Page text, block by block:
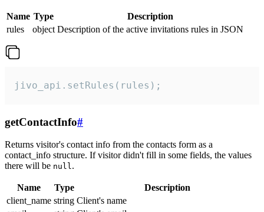
Name Type
Description
rules
object Description of the active invitations rules in JSON
jivo_api.setRules(rules);
getContactInfo#
Returns visitor's contact info from the contacts form as a
contact_info structure. If visitor didn't fill in some fields, the values
there will be null.
Name Type
Description
client_name string Client's name